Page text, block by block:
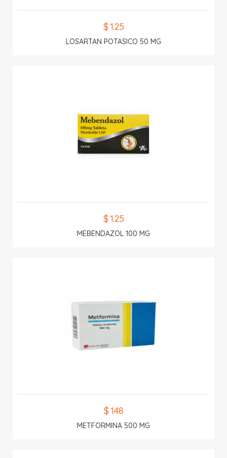
$ 1.25
LOSARTAN POTASICO 50 MG
$ 1.25
MEBENDAZOL 100 MG
$ 1.48
METFORMINA 500 MG